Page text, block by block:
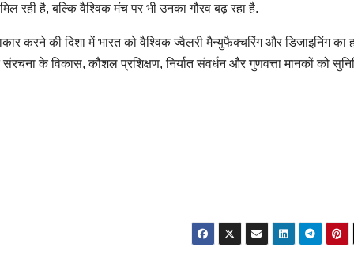
रही है, बल्कि वैश्विक मंच पर भी उनका गौरव बढ़ रहा है.
करने की दिशा में भारत को वैश्विक ज्वैलरी मैन्युफैक्चरिंग और डिजाइनिंग का
के विकास, कौशल प्रशिक्षण, निर्यात संवर्धन और गुणवत्ता मानकों को